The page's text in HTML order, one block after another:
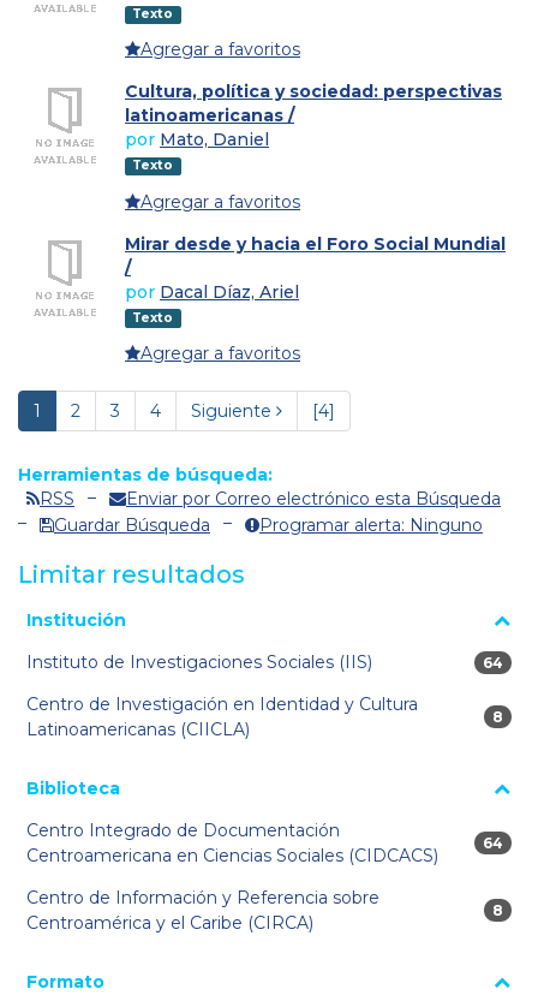
Texto
Agregar a favoritos
Cultura, política y sociedad: perspectivas
latinoamericanas /
por Mato, Daniel
Texto
Agregar a favoritos
Mirar desde y hacia el Foro Social Mundial
/
por Dacal Díaz, Ariel
Texto
Agregar a favoritos
1 2 3 4 Siguiente [4]
Herramientas de búsqueda:
RSS
Enviar por Correo electrónico esta Búsqueda
Guardar Búsqueda
Programar alerta: Ninguno
Limitar resultados
La página se volverá a cargar cuando se seleccione o excluya
Institución
Instituto de Investigaciones Sociales (IIS)
64
64
Centro de Investigación en Identidad y Cultura
Latinoamericanas (CIICLA)
8
8
Biblioteca
Centro Integrado de Documentación
Centroamericana en Ciencias Sociales (CIDCACS)
64
64
Centro de Información y Referencia sobre
Centroamérica y el Caribe (CIRCA)
8
8
Formato